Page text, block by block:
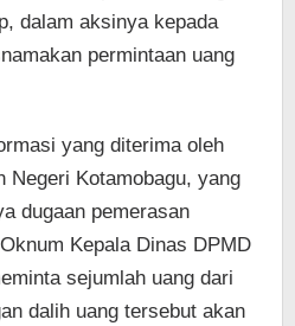
dalam aksinya kepada
permintaan uang
yang diterima oleh
Negeri Kotamobagu, yang
dugaan pemerasan
Kepala Dinas DPMD
sejumlah uang dari
dalih uang tersebut akan